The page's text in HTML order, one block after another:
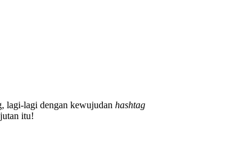
lagi-lagi dengan kewujudan hashtag
itu!